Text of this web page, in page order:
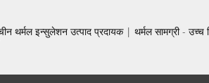
थर्मल इन्सुलेशन उत्पाद प्रदायक | थर्मल सामग्री - उच्च